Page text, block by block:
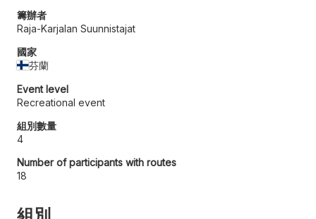
籌辦者
Raja-Karjalan Suunnistajat
國家
芬蘭
Event level
Recreational event
組別數量
4
Number of participants with routes
18
組別